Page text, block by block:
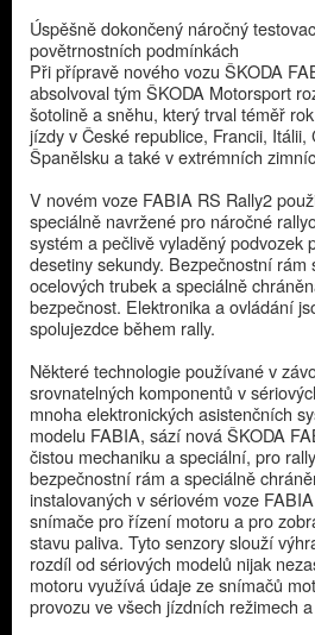
Úspěšně dokončený náročný
povětrnostních podmínkách
Při přípravě nového vozu ŠKODA
absolvoval tým ŠKODA Motorsport
šotolině a sněhu, který trval téměř
jízdy v České republice, Francii,
Španělsku a také v extrémních
V novém voze FABIA RS Rally2
speciálně navržené pro náročné
systém a pečlivě vyladěný podvozek
desetiny sekundy. Bezpečnostní
ocelových trubek a speciálně
bezpečnost. Elektronika a ovládání
spolujezdce během rally.
Některé technologie používané v
srovnatelných komponentů v
mnoha elektronických asistenčních
modelu FABIA, sází nová ŠKODA
čistou mechaniku a speciální, pro
bezpečnostní rám a speciálně
instalovaných v sériovém voze
snímače pro řízení motoru a pro
stavu paliva. Tyto senzory slouží
rozdíl od sériových modelů nijak
motoru využívá údaje ze snímačů
provozu ve všech jízdních režimech